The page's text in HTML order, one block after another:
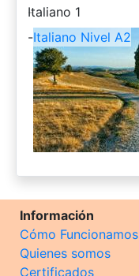
-
Italiano 1
-Italiano Nivel A2
Información
Cómo Funcionamos
Quienes somos
Certificados